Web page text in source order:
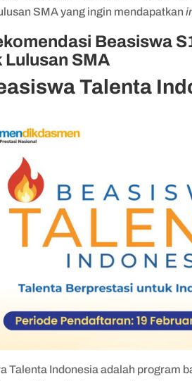
SMA yang ingin mendapatkan
Beasiswa
Lulusan SMA
Talenta
Talenta Indonesia adalah program